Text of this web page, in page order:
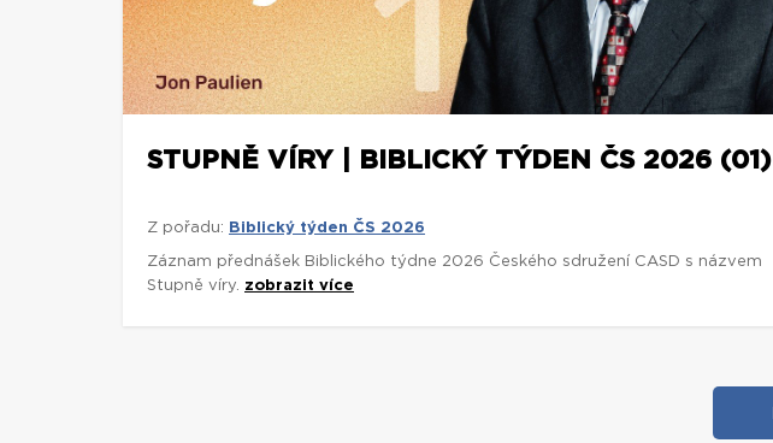
STUPNĚ VÍRY | BIBLICKÝ TÝDEN ČS 2026 (01)
Z pořadu: Biblický týden ČS 2026
Záznam přednášek Biblického týdne 2026 Českého sdružení CASD s názvem
Stupně víry. zobrazit více